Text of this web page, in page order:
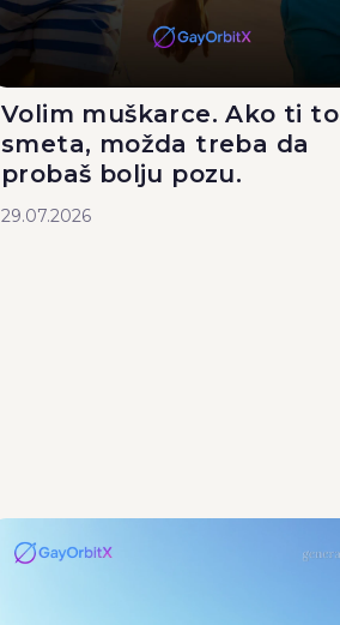
Volim muškarce. Ako ti to
smeta, možda treba da
probaš bolju pozu.
29.07.2026